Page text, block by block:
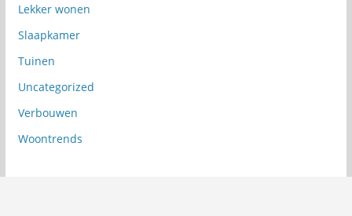
Lekker wonen
Slaapkamer
Tuinen
Uncategorized
Verbouwen
Woontrends